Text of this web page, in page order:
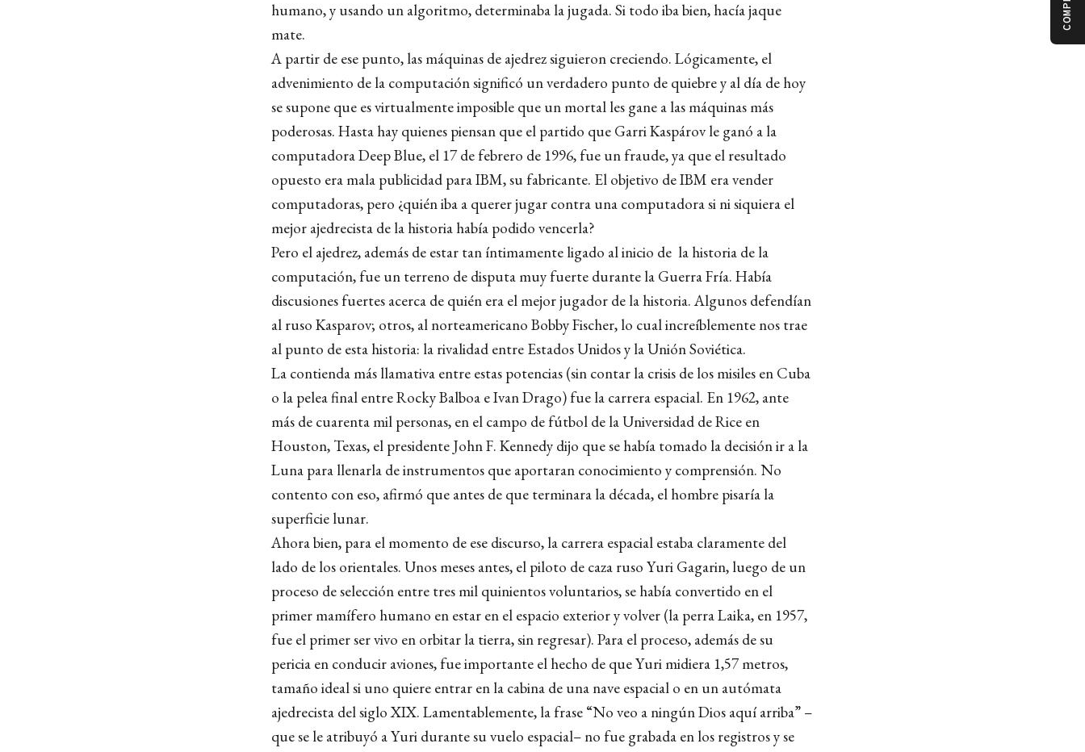
humano, y usando un algoritmo, determinaba la jugada. Si todo iba bien, hacía jaque
mate.
A partir de ese punto, las máquinas de ajedrez siguieron creciendo. Lógicamente, el
advenimiento de la computación significó un verdadero punto de quiebre y al día de hoy
se supone que es virtualmente imposible que un mortal les gane a las máquinas más
poderosas. Hasta hay quienes piensan que el partido que Garri Kaspárov le ganó a la
computadora Deep Blue, el 17 de febrero de 1996, fue un fraude, ya que el resultado
opuesto era mala publicidad para IBM, su fabricante. El objetivo de IBM era vender
computadoras, pero ¿quién iba a querer jugar contra una computadora si ni siquiera el
mejor ajedrecista de la historia había podido vencerla?
Pero el ajedrez, además de estar tan íntimamente ligado al inicio de la historia de la
computación, fue un terreno de disputa muy fuerte durante la Guerra Fría. Había
discusiones fuertes acerca de quién era el mejor jugador de la historia. Algunos defendían
al ruso Kasparov; otros, al norteamericano Bobby Fischer, lo cual increíblemente nos trae
al punto de esta historia: la rivalidad entre Estados Unidos y la Unión Soviética.
La contienda más llamativa entre estas potencias (sin contar la crisis de los misiles en Cuba
o la pelea final entre Rocky Balboa e Ivan Drago) fue la carrera espacial. En 1962, ante
más de cuarenta mil personas, en el campo de fútbol de la Universidad de Rice en
Houston, Texas, el presidente John F. Kennedy dijo que se había tomado la decisión ir a la
Luna para llenarla de instrumentos que aportaran conocimiento y comprensión. No
contento con eso, afirmó que antes de que terminara la década, el hombre pisaría la
superficie lunar.
Ahora bien, para el momento de ese discurso, la carrera espacial estaba claramente del
lado de los orientales. Unos meses antes, el piloto de caza ruso Yuri Gagarin, luego de un
proceso de selección entre tres mil quinientos voluntarios, se había convertido en el
primer mamífero humano en estar en el espacio exterior y volver (la perra Laika, en 1957,
fue el primer ser vivo en orbitar la tierra, sin regresar). Para el proceso, además de su
pericia en conducir aviones, fue importante el hecho de que Yuri midiera 1,57 metros,
tamaño ideal si uno quiere entrar en la cabina de una nave espacial o en un autómata
ajedrecista del siglo XIX. Lamentablemente, la frase “No veo a ningún Dios aquí arriba” –
que se le atribuyó a Yuri durante su vuelo espacial– no fue grabada en los registros y se